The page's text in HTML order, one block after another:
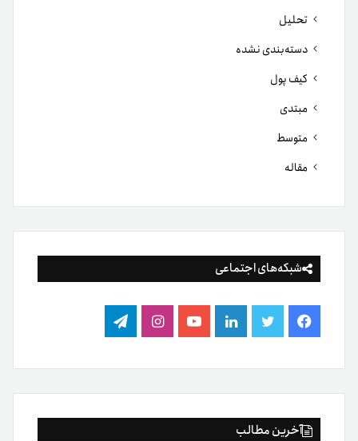
تحلیل
دسته‌بندی نشده
کیف پول
مبتدی
متوسط
مقاله
شبکه‌های اجتماعی
فیس
بوک
توییتر لینکدینیوتیوباینستاگرام
تلگرام
آخرین مطالب